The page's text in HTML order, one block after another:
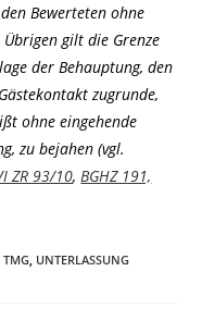
Bewerteten ohne
gilt die Grenze
der Behauptung, den
zugrunde,
ohne eingehende
zu bejahen (vgl.
ZR 93/10,BGHZ 191,
TMG, UNTERLASSUNG